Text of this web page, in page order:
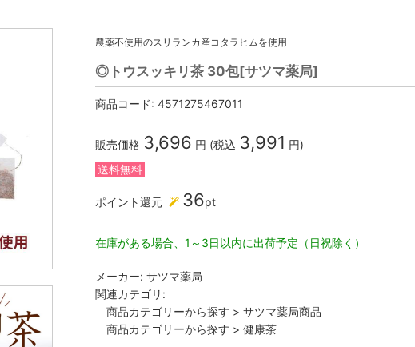
農薬不使用のスリランカ産コタラヒムを使用
◎トウスッキリ茶 30包[サツマ薬局]
商品コード: 4571275467011
販売価格 3,696 円 (税込 3,991 円)
送料無料
ポイント還元 36pt
在庫がある場合、1～3日以内に出荷予定（日祝除く）
メーカー: サツマ薬局
関連カテゴリ:
商品カテゴリーから探す > サツマ薬局商品
商品カテゴリーから探す > 健康茶